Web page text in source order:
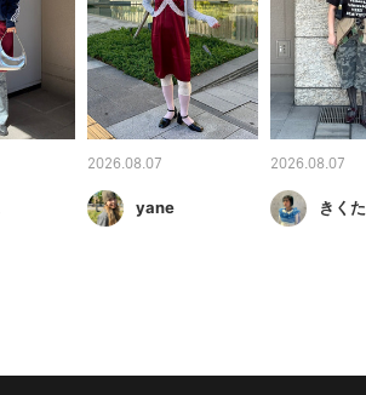
2026.08.07
yane
2026.08.07
きくた